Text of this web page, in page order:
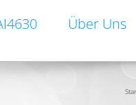
Über Uns